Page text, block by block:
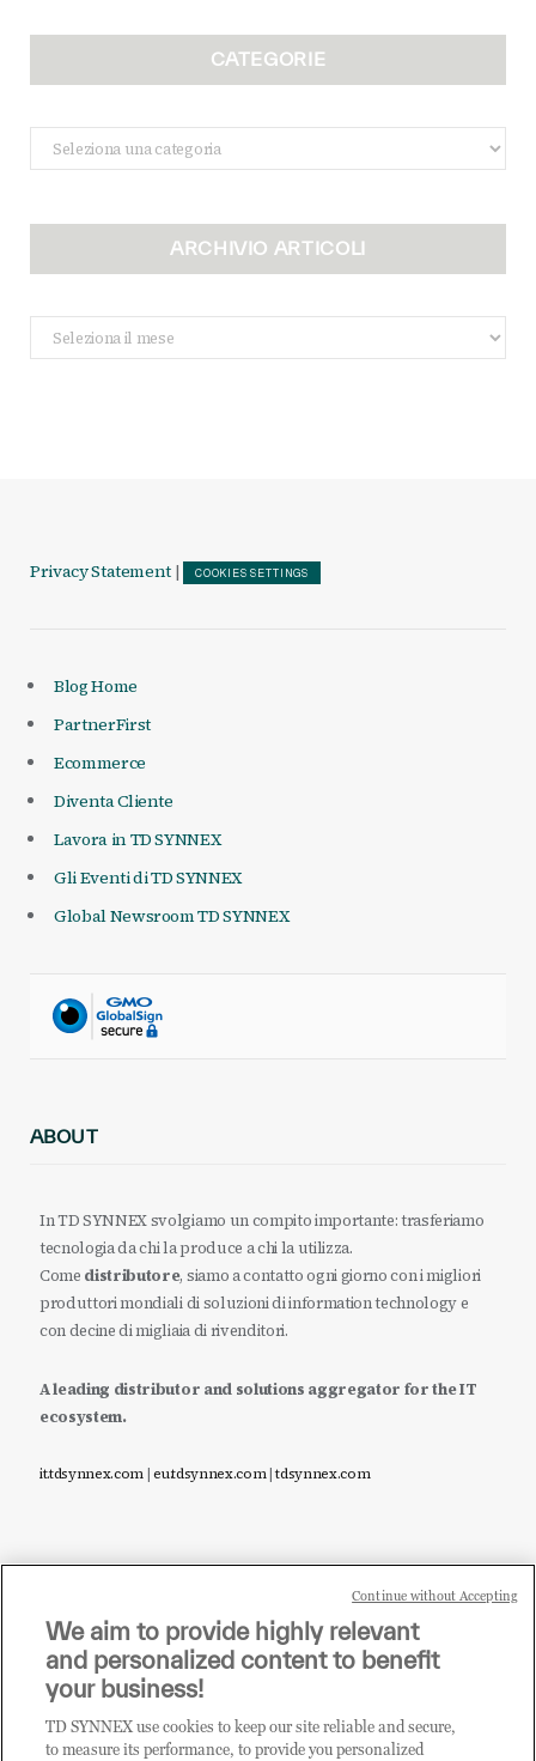
CATEGORIE
Categorie
ARCHIVIO ARTICOLI
Archivio
Articoli
Privacy Statement | COOKIES SETTINGS
Blog Home
PartnerFirst
Ecommerce
Diventa Cliente
Lavora in TD SYNNEX
Gli Eventi di TD SYNNEX
Global Newsroom TD SYNNEX
ABOUT
In TD SYNNEX svolgiamo un compito importante: trasferiamo
tecnologia da chi la produce a chi la utilizza.
Come distributore, siamo a contatto ogni giorno con i migliori
produttori mondiali di soluzioni di information technology e
con decine di migliaia di rivenditori.
A leading distributor and solutions aggregator for the IT
ecosystem.
it.tdsynnex.com|eu.tdsynnex.com|tdsynnex.com
Sei un rivenditore di tecnologia e desideri acquistare
i prodotti o le soluzioni trattate sul blog?
CLICCA QUI E DIVENTA
CLIENTE TD SYNNEX
We aim to provide highly relevant
and personalized content to benefit
your business!
TD SYNNEX use cookies to keep our site reliable and secure,
to measure its performance, to provide you personalized
Continue without Accepting